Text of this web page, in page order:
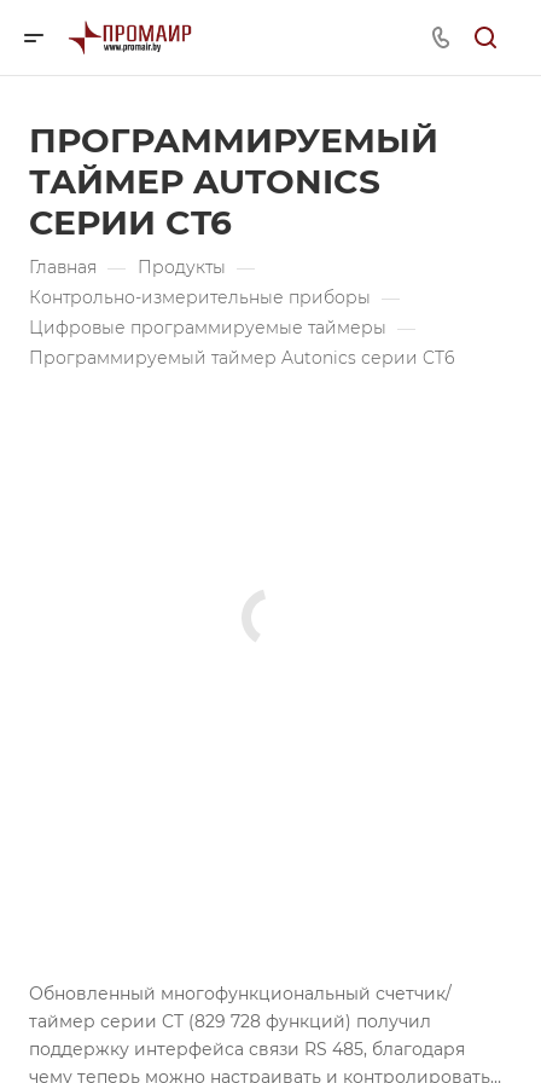
ПРОГРАММИРУЕМЫЙ
ТАЙМЕР AUTONICS
СЕРИИ CT6
Главная — Продукты —
Контрольно-измерительные приборы —
Цифровые программируемые таймеры —
Программируемый таймер Autonics серии CT6
Обновленный многофункциональный счетчик/
таймер серии CT (829 728 функций) получил
поддержку интерфейса связи RS 485, благодаря
чему теперь можно настраивать и контролировать